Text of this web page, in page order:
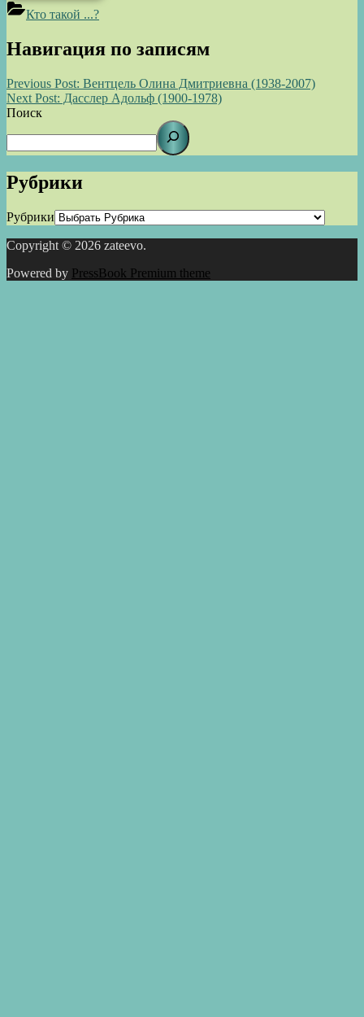
Кто такой ...?
Навигация по записям
Previous Post: Вентцель Олина Дмитриевна (1938-2007)
Next Post: Дасслер Адольф (1900-1978)
Поиск
Рубрики
Рубрики
Copyright © 2026 zateevo.
Powered by PressBook Premium theme